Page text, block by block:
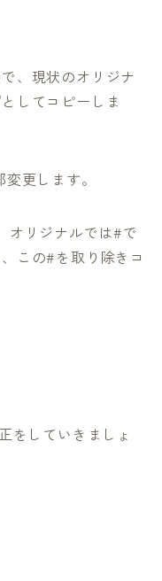
、現状のオリジナ
してコピーしま
更します。
オリジナルでは#で
この#を取り除きコ
をしていきましょ